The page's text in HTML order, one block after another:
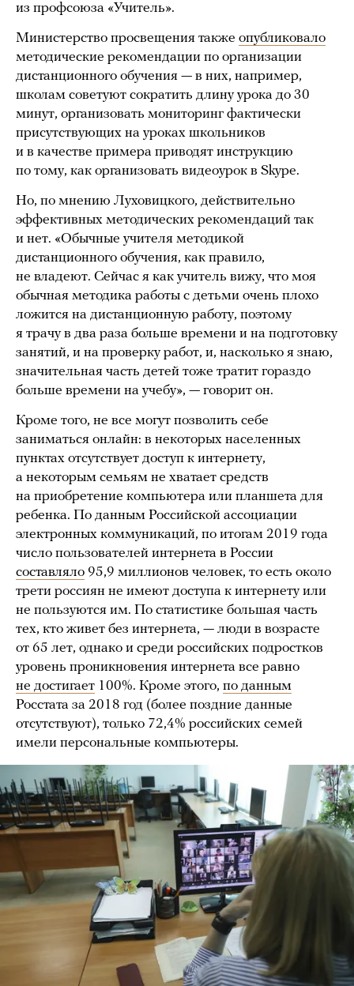
из профсоюза «Учитель».
Министерство просвещения также опубликовало
методические рекомендации по организации
дистанционного обучения — в них, например,
школам советуют сократить длину урока до 30
минут, организовать мониторинг фактически
присутствующих на уроках школьников
и в качестве примера приводят инструкцию
по тому, как организовать видеоурок в Skype.
Но, по мнению Луховицкого, действительно
эффективных методических рекомендаций так
и нет. «Обычные учителя методикой
дистанционного обучения, как правило,
не владеют. Сейчас я как учитель вижу, что моя
обычная методика работы с детьми очень плохо
ложится на дистанционную работу, поэтому
я трачу в два раза больше времени и на подготовку
занятий, и на проверку работ, и, насколько я знаю,
значительная часть детей тоже тратит гораздо
больше времени на учебу», — говорит он.
Кроме того, не все могут позволить себе
заниматься онлайн: в некоторых населенных
пунктах отсутствует доступ к интернету,
а некоторым семьям не хватает средств
на приобретение компьютера или планшета для
ребенка. По данным Российской ассоциации
электронных коммуникаций, по итогам 2019 года
число пользователей интернета в России
составляло 95,9 миллионов человек, то есть около
трети россиян не имеют доступа к интернету или
не пользуются им. По статистике большая часть
тех, кто живет без интернета, — люди в возрасте
от 65 лет, однако и среди российских подростков
уровень проникновения интернета все равно
не достигает 100%. Кроме этого, по данным
Росстата за 2018 год (более поздние данные
отсутствуют), только 72,4% российских семей
имели персональные компьютеры.